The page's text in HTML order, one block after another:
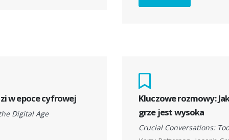
w epoce cyfrowej
Digital Age
Kluczowe rozmowy:
grze jest wysoka
Crucial Conversations: